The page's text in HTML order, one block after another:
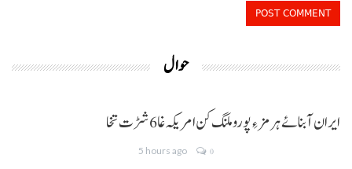
حوال
ایران آبنائے ہرمز ءِ پورو ملنگ کن امریکہ غا 6 شڑت تخا
5 hours ago 0